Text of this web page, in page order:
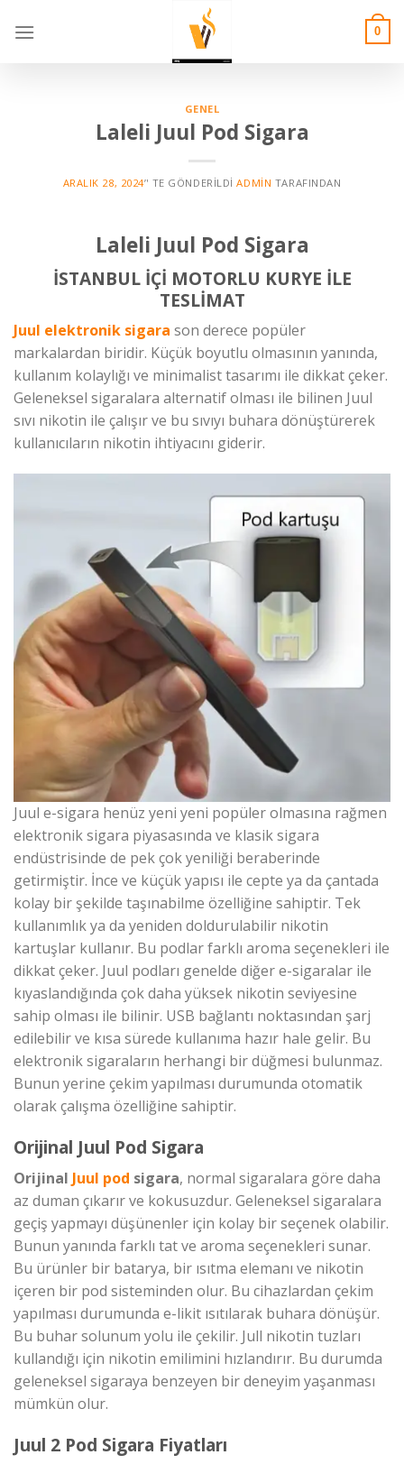
0
GENEL
Laleli Juul Pod Sigara
ARALIK 28, 2024’' TE GÖNDERILDI ADMIN TARAFINDAN
Laleli Juul Pod Sigara
İSTANBUL İÇİ MOTORLU KURYE İLE
TESLİMAT
Juul elektronik sigara son derece popüler
markalardan biridir. Küçük boyutlu olmasının yanında,
kullanım kolaylığı ve minimalist tasarımı ile dikkat çeker.
Geleneksel sigaralara alternatif olması ile bilinen Juul
sıvı nikotin ile çalışır ve bu sıvıyı buhara dönüştürerek
kullanıcıların nikotin ihtiyacını giderir.
Juul e-sigara henüz yeni yeni popüler olmasına rağmen
elektronik sigara piyasasında ve klasik sigara
endüstrisinde de pek çok yeniliği beraberinde
getirmiştir. İnce ve küçük yapısı ile cepte ya da çantada
kolay bir şekilde taşınabilme özelliğine sahiptir. Tek
kullanımlık ya da yeniden doldurulabilir nikotin
kartuşlar kullanır. Bu podlar farklı aroma seçenekleri ile
dikkat çeker. Juul podları genelde diğer e-sigaralar ile
kıyaslandığında çok daha yüksek nikotin seviyesine
sahip olması ile bilinir. USB bağlantı noktasından şarj
edilebilir ve kısa sürede kullanıma hazır hale gelir. Bu
elektronik sigaraların herhangi bir düğmesi bulunmaz.
Bunun yerine çekim yapılması durumunda otomatik
olarak çalışma özelliğine sahiptir.
Orijinal Juul Pod Sigara
Orijinal Juul pod sigara, normal sigaralara göre daha
az duman çıkarır ve kokusuzdur. Geleneksel sigaralara
geçiş yapmayı düşünenler için kolay bir seçenek olabilir.
Bunun yanında farklı tat ve aroma seçenekleri sunar.
Bu ürünler bir batarya, bir ısıtma elemanı ve nikotin
içeren bir pod sisteminden olur. Bu cihazlardan çekim
yapılması durumunda e-likit ısıtılarak buhara dönüşür.
Bu buhar solunum yolu ile çekilir. Jull nikotin tuzları
kullandığı için nikotin emilimini hızlandırır. Bu durumda
geleneksel sigaraya benzeyen bir deneyim yaşanması
mümkün olur.
Juul 2 Pod Sigara Fiyatları